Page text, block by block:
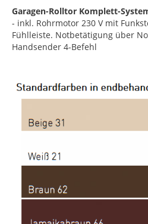
Garagen-Rolltor Komplett-
- inkl. Rohrmotor 230 V mit
Fühlleiste. Notbetätigung über
Handsender 4-Befehl